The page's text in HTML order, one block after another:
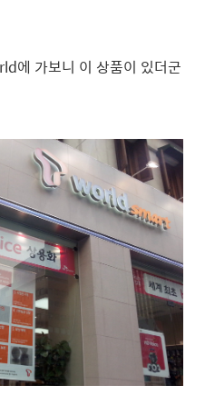
에 가보니 이 상품이 있더군